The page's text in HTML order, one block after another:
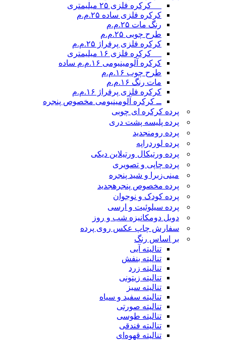
__ کرکره فلزی ۲۵ میلیمتری
کرکره فلزی ساده ۲۵.م.م
رنگ مات ۲۵.م.م
طرح چوبی ۲۵.م.م
کرکره فلزی پرفراژ ۲۵.م.م
__ کرکره فلزی ۱۶ میلیمتری
کرکره آلومینیومی ۱۶.م.م ساده
طرح چوب ۱۶.م.م
مات رنگ ۱۶.م.م
کرکره فلزی پرفراژ ۱۶.م.م
ــ کرکره آلومینیومی مخصوص پنجره
پرده کرکره ای چوبی
پرده پلیسه پشت دری
پرده رومنجدید
پرده لوردراپه
پرده ورتیکال ورتیلاین دیکی
پرده چاپی و تصویری
مینی‌زبرا و شید پنجره
پرده مخصوص پنجرهجدید
پرده کودک و نوجوان
پرده سیلوئیت و ارسی
دوبل دومکانیزه شب و روز
سفارش چاپ عکس روی پرده
بر اساس رنگ
تنالیته آبی
تنالیته بنفش
تنالیته زرد
تنالیته زیتونی
تنالیته سبز
تنالیته سفید و سیاه
تنالیته صورتی
تنالیته طوسی
تنالیته فندقی
تنالیته قهوه‌ای